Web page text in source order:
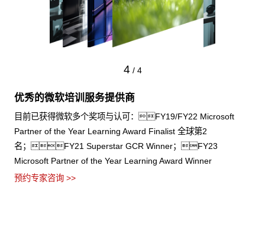
4 / 4
优秀的微软培训服务提供商
目前已获得微软多个奖项与认可：FY19/FY22 Microsoft
Partner of the Year Learning Award Finalist 全球第2
名；FY21 Superstar GCR Winner；FY23
Microsoft Partner of the Year Learning Award Winner
预约专家咨询 >>